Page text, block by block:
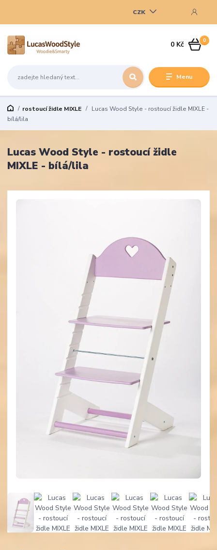
Menu
CZK
0
0 Kč
rostoucí židle MIXLE
Lucas Wood Style - rostoucí židle MIXLE -
bílá/lila
Lucas Wood Style - rostoucí židle
MIXLE - bílá/lila